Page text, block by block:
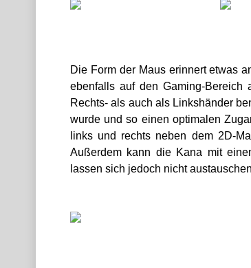
Die Form der Maus erinnert etwas
ebenfalls auf den Gaming-
Rechts- als auch als Linkshänder
wurde und so einen optimalen
links und rechts neben dem 2D-
Außerdem kann die Kana mit
lassen sich jedoch nicht